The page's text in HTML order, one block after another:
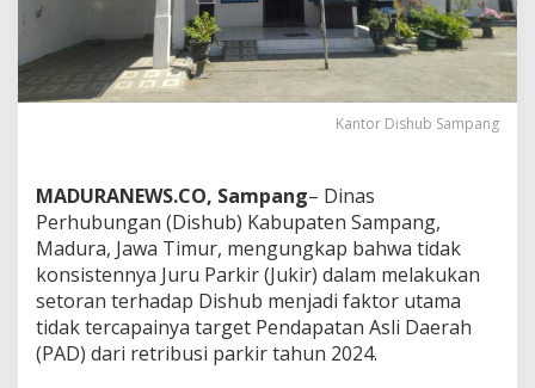
Kantor Dishub Sampang
MADURANEWS.CO, Sampang– Dinas
Perhubungan (Dishub) Kabupaten Sampang,
Madura, Jawa Timur, mengungkap bahwa tidak
konsistennya Juru Parkir (Jukir) dalam melakukan
setoran terhadap Dishub menjadi faktor utama
tidak tercapainya target Pendapatan Asli Daerah
(PAD) dari retribusi parkir tahun 2024.